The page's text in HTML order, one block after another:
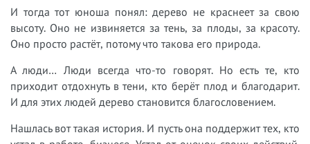
И тогда тот юноша понял: дерево не краснеет за свою
высоту. Оно не извиняется за тень, за плоды, за красоту.
Оно просто растёт, потому что такова его природа.
А люди… Люди всегда что-то говорят. Но есть те, кто
приходит отдохнуть в тени, кто берёт плод и благодарит.
И для этих людей дерево становится благословением.
Нашлась вот такая история. И пусть она поддержит тех, кто